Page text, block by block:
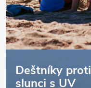
Deštníky proti
slunci s UV